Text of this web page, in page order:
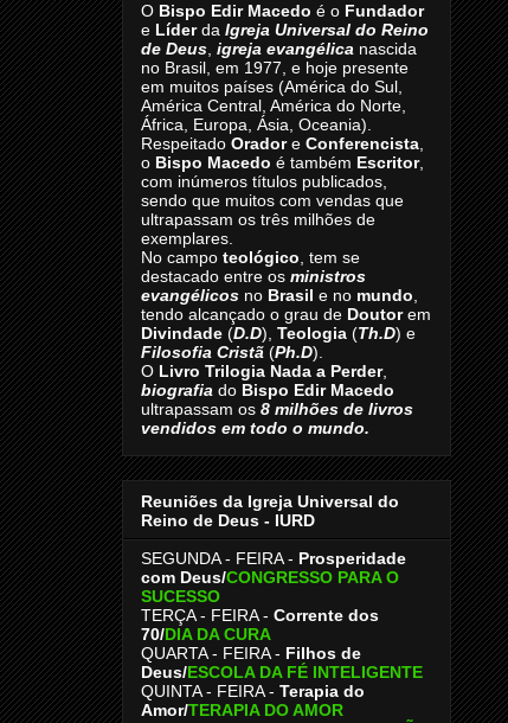
O Bispo Edir Macedo é o Fundador
e Líderda Igreja Universal do Reino
de Deus, igreja evangélica nascida
no Brasil, em 1977, e hoje presente
em muitos países (América do Sul,
América Central, América do Norte,
África, Europa, Ásia, Oceania).
Respeitado Oradore Conferencista,
o Bispo Macedo é também Escritor,
com inúmeros títulos publicados,
sendo que muitos com vendas que
ultrapassam os três milhões de
exemplares.
No campo teológico, tem se
destacado entre os ministros
evangélicos no Brasil e no mundo,
tendo alcançado o grau de Doutorem
Divindade (D.D), Teologia (Th.D) e
Filosofia Cristã (Ph.D).
O Livro Trilogia Nada a Perder,
biografia do Bispo Edir Macedo
ultrapassam os 8 milhões de livros
vendidos em todo o mundo.
Reuniões da Igreja Universal do
Reino de Deus - IURD
SEGUNDA - FEIRA - Prosperidade
com Deus/CONGRESSO PARA O
SUCESSO
TERÇA - FEIRA - Corrente dos
70/DIA DA CURA
QUARTA - FEIRA - Filhos de
Deus/ESCOLA DA FÉ INTELIGENTE
QUINTA - FEIRA - Terapia do
Amor/TERAPIA DO AMOR